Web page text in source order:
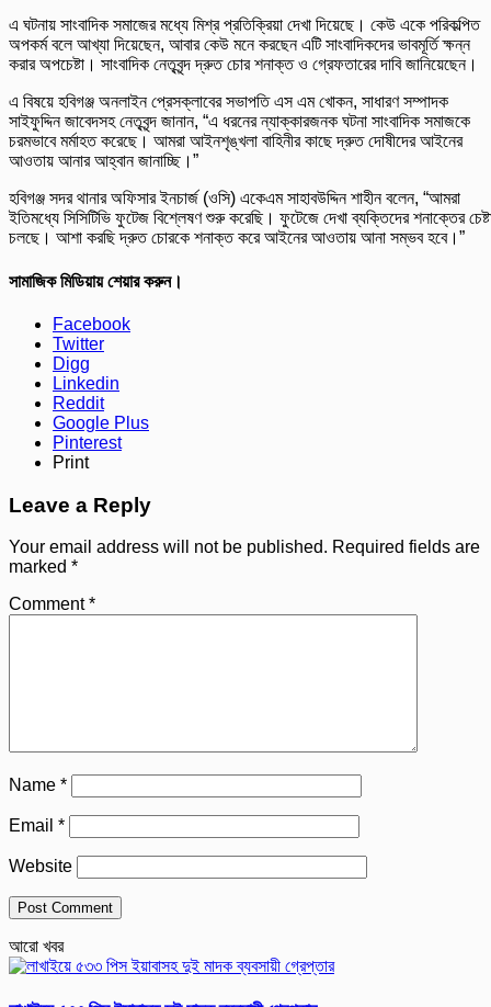
এ ঘটনায় সাংবাদিক সমাজের মধ্যে মিশ্র প্রতিক্রিয়া দেখা দিয়েছে। কেউ একে পরিকল্পিত
অপকর্ম বলে আখ্যা দিয়েছেন, আবার কেউ মনে করছেন এটি সাংবাদিকদের ভাবমূর্তি ক্ষন্ন
করার অপচেষ্টা। সাংবাদিক নেতৃবৃন্দ দ্রুত চোর শনাক্ত ও গ্রেফতারের দাবি জানিয়েছেন।
এ বিষয়ে হবিগঞ্জ অনলাইন প্রেসক্লাবের সভাপতি এস এম খোকন, সাধারণ সম্পাদক
সাইফুদ্দিন জাবেদসহ নেতৃবৃন্দ জানান, “এ ধরনের ন্যাক্কারজনক ঘটনা সাংবাদিক সমাজকে
চরমভাবে মর্মাহত করেছে। আমরা আইনশৃঙ্খলা বাহিনীর কাছে দ্রুত দোষীদের আইনের
আওতায় আনার আহ্বান জানাচ্ছি।”
হবিগঞ্জ সদর থানার অফিসার ইনচার্জ (ওসি) একেএম সাহাবউদ্দিন শাহীন বলেন, “আমরা
ইতিমধ্যে সিসিটিভি ফুটেজ বিশ্লেষণ শুরু করেছি। ফুটেজে দেখা ব্যক্তিদের শনাক্তের
চলছে। আশা করছি দ্রুত চোরকে শনাক্ত করে আইনের আওতায় আনা সম্ভব হবে।”
সামাজিক মিডিয়ায় শেয়ার করুন।
Facebook
Twitter
Digg
Linkedin
Reddit
Google Plus
Pinterest
Print
Leave a Reply
Your email address will not be published. Required fields are
marked *
Comment*
Name *
Email *
Website
আরো খবর